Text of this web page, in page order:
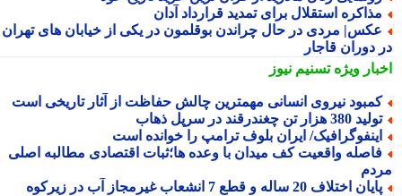
استقلال برای تمدید قرارداد آدان
مردی در حال چراندن بوقلمون در یکی از خیابان های تهران
دوران قاجار
ویژهتسنیم نیوز
نیروی انسانی مهمترین چالش حفاظت از آثار تاریخی است
380 هزار تن چغندرقند در سرپل ذهاب
ایران بلوف ترامپ را خوانده است
واقعیت کف میدان با وعده ها؛ثبات اقتصادی مطالبه اصلی
اختلاف 20 ساله و قطع 7 انشعاب غیرمجاز آب در زیرکوه